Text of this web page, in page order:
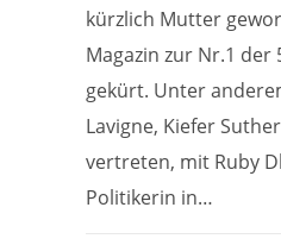
kürzlich Mutter
Magazin zur Nr.1
gekürt. Unter
Lavigne, Kiefer
vertreten, mit Ruby
Politikerin in…